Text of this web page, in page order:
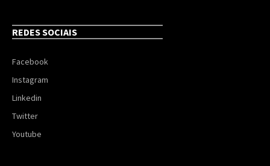
REDES SOCIAIS
Facebook
Instagram
Linkedin
Twitter
Youtube